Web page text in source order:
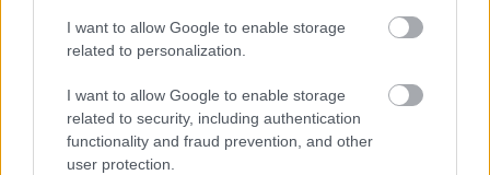
I want to allow Google to enable storage
related to personalization.
I want to allow Google to enable storage
related to security, including authentication
functionality and fraud prevention, and other
user protection.
Re: Takto sa rieši málo úložného miesta. V tomto byte
My napríklad labky utierame hneď pri dverách a doma pred dvere
používame tyčový ETA Terier…
Re: Takto sa rieši málo úložného miesta. V tomto byte